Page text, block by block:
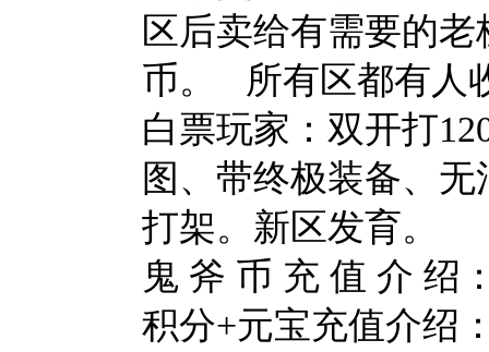
区后卖给有需要的
币。 所有区都有人
白票玩家：双开打
图、带终极装备、
打架。新区发育。
鬼 斧 币 充 值
积分+元宝充值介绍